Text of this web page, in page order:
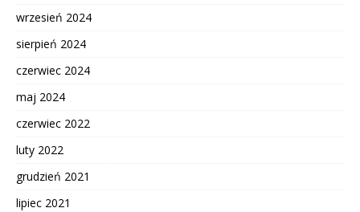
wrzesień 2024
sierpień 2024
czerwiec 2024
maj 2024
czerwiec 2022
luty 2022
grudzień 2021
lipiec 2021